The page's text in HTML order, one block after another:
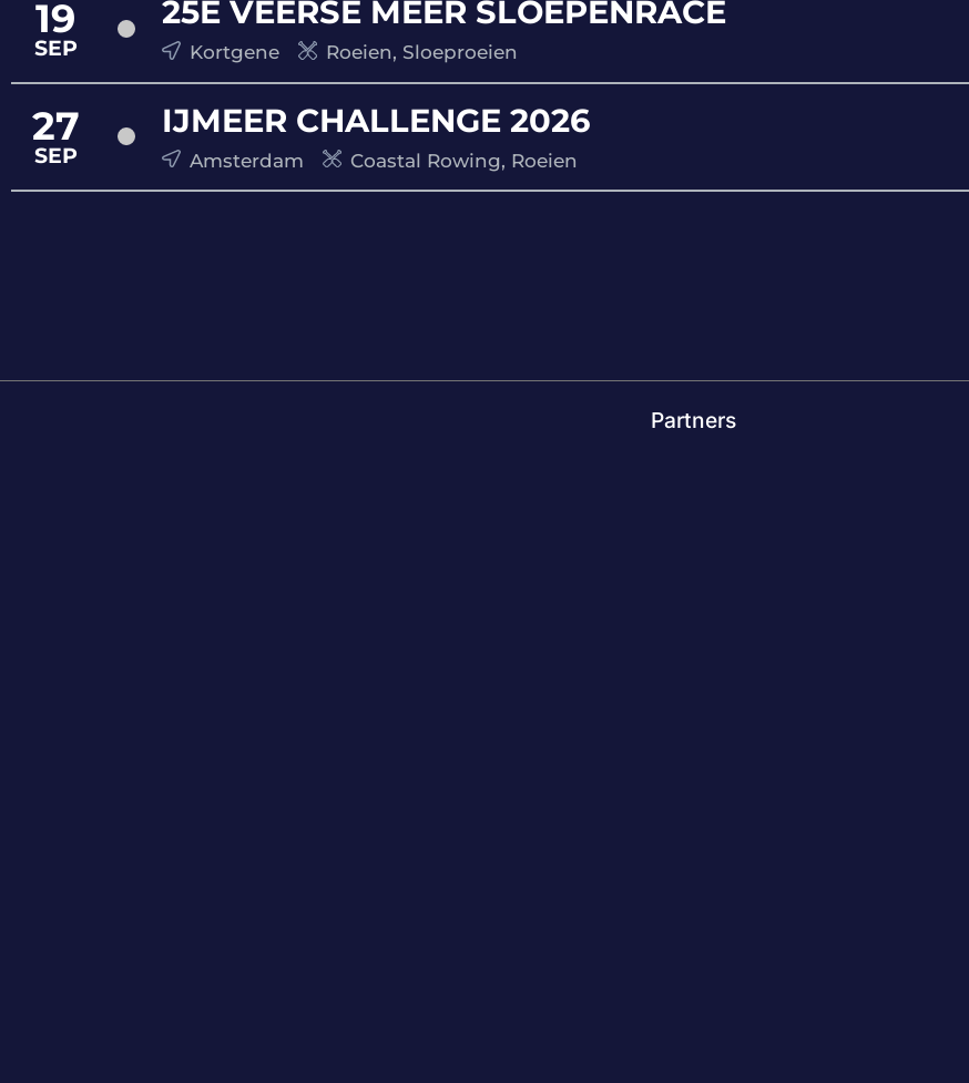
19
SEP
25E VEERSE MEER SLOEPENRACE
Kortgene Roeien, Sloeproeien
27
SEP
IJMEER CHALLENGE 2026
Amsterdam Coastal Rowing, Roeien
Partners